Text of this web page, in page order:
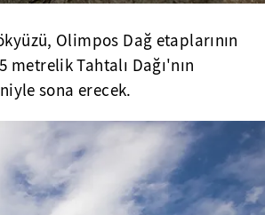
Olimpos Dağ etaplarının
metrelik Tahtalı Dağı'nın
sona erecek.